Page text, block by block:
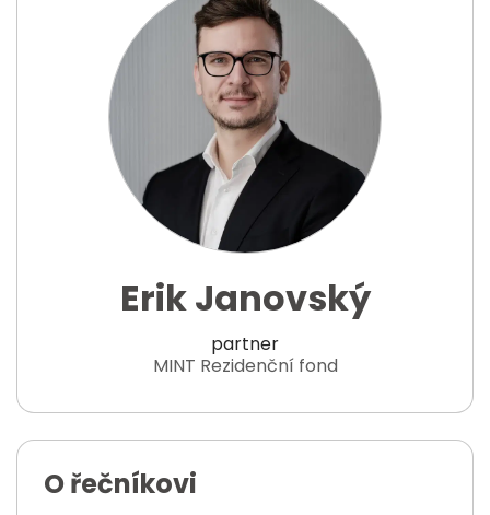
Erik Janovský
partner
MINT Rezidenční fond
O řečníkovi